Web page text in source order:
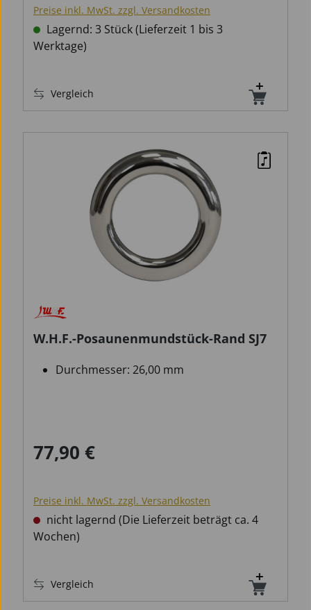
Preise inkl. MwSt. zzgl. Versandkosten
Lagernd: 3 Stück (Lieferzeit 1 bis 3
Werktage)
Vergleich
W.H.F.-Posaunenmundstück-Rand SJ7
Durchmesser: 26,00 mm
Regulärer Preis:
77,90 €
Preise inkl. MwSt. zzgl. Versandkosten
nicht lagernd (Die Lieferzeit beträgt ca. 4
Wochen)
Vergleich